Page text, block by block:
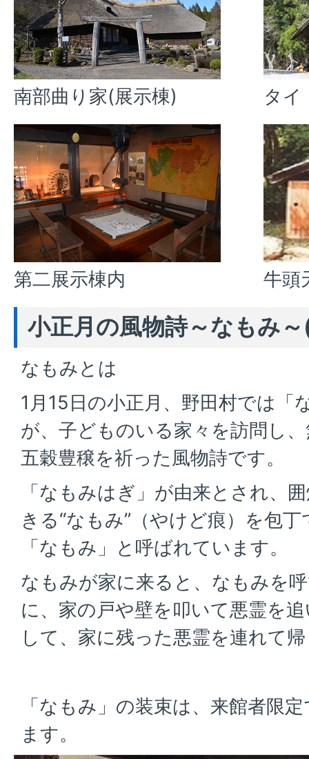
南部曲り家(展示棟) タイ
第二展示棟内 牛頭
小正月の風物詩～なもみ
なもみとは
1月15日の小正月、野田村では「
が、子どものいる家々を訪問し
五穀豊穣を祈った風物詩です。
「なもみはぎ」が由来とされ、
きる“なもみ”（やけど痕）を包
「なもみ」と呼ばれています。
なもみが家に来ると、なもみを
に、家の戸や壁を叩いて悪霊を
して、家に残った悪霊を連れて
「なもみ」の装束は、来館者限
ます。